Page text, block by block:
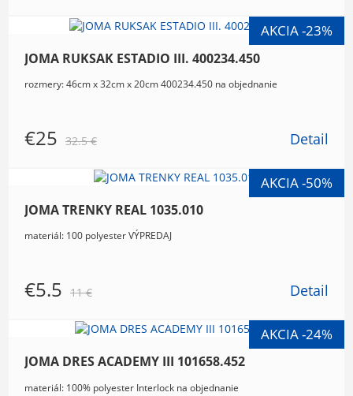
JOMA RUKSAK ESTADIO III. 400234.450
rozmery: 46cm x 32cm x 20cm 400234.450 na objednanie
€25 32.5 € Detail
JOMA TRENKY REAL 1035.010
materiál: 100 polyester VÝPREDAJ
€5.5 11 € Detail
JOMA DRES ACADEMY III 101658.452
materiál: 100% polyester Interlock na objednanie